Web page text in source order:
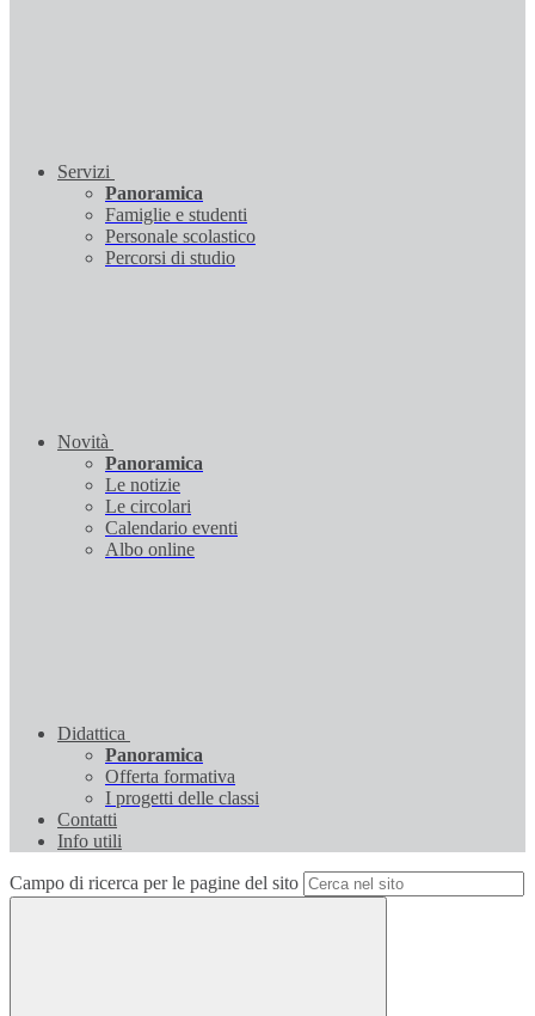
Servizi
Panoramica
Famiglie e studenti
Personale scolastico
Percorsi di studio
Novità
Panoramica
Le notizie
Le circolari
Calendario eventi
Albo online
Didattica
Panoramica
Offerta formativa
I progetti delle classi
Contatti
Info utili
Campo di ricerca per le pagine del sito